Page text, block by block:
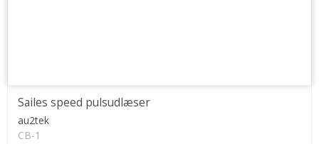
Sailes speed pulsudlæser
au2tek
CB-1